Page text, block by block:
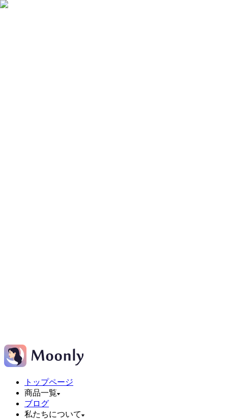
トップページ
商品一覧
ブログ
私たちについて